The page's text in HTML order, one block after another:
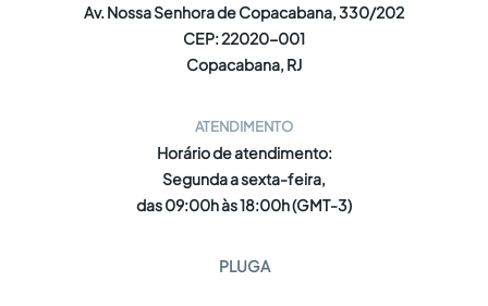
Av. Nossa Senhora de Copacabana, 330/202
CEP: 22020-001
Copacabana, RJ
ATENDIMENTO
Horário de atendimento:
Segunda a sexta-feira,
das 09:00h às 18:00h (GMT-3)
PLUGA